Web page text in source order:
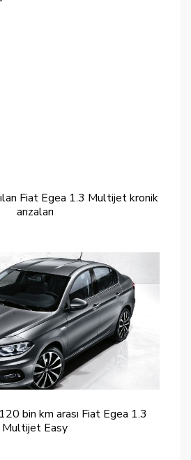
Fiat Egea 1.3 Multijet kronik
arızaları
bin km arası Fiat Egea 1.3
Multijet Easy